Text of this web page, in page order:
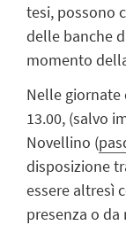
tesi, possono
delle banche
momento
Nelle giornate
13.00, (salvo
Novellino (
disposizione
essere altresì
presenza o